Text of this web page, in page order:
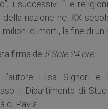
i successivi “Le
nazione nel XX
di morti, la fine di un
firma de Il Sole 24 ore.
l’autore Elisa Signori
il Dipartimento di
di Pavia.